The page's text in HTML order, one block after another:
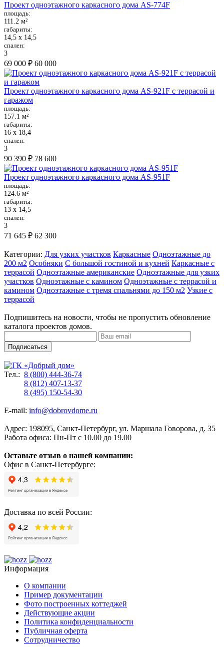
Проект одноэтажного каркасного дома AS-774F
площадь:
111.2 м²
габариты:
14,5 х 14,5
спален:
3
69 000 ₽ 60 000
Проект одноэтажного каркасного дома AS-921F с террасой и
гаражом
площадь:
157.1 м²
габариты:
16 х 18,4
спален:
3
90 390 ₽ 78 600
Проект одноэтажного каркасного дома AS-951F
площадь:
124.6 м²
габариты:
13 х 14,5
спален:
3
71 645 ₽ 62 300
Категории: Для узких участков Каркасные Одноэтажные до
200 м2 Особняки С большой гостиной и кухней Каркасные с
террасой Одноэтажные американские Одноэтажные для узких
участков Одноэтажные с камином Одноэтажные с террасой и
камином Одноэтажные с тремя спальнями до 150 м2 Узкие с
террасой
Подпишитесь на новости, чтобы не пропустить обновление
каталога проектов домов.
Подписаться
Тел.: 8 (800) 444-36-74
8 (812) 407-13-37
8 (495) 150-54-30
E-mail: info@dobrovdome.ru
Адрес: 198095, Санкт-Петербург, ул. Маршала Говорова, д. 35
Работа офиса: Пн-Пт с 10.00 до 19.00
Оставьте отзыв о нашей компании:
Офис в Санкт-Петербурге:
Доставка по всей России:
Информация
О компании
Пример документации
Фото построенных коттеджей
Действующие акции
Политика конфиденциальности
Публичная оферта
Сотрудничество